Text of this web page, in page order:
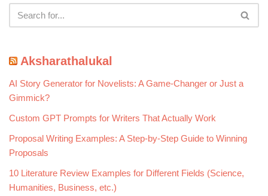
Aksharathalukal
AI Story Generator for Novelists: A Game-Changer or Just a
Gimmick?
Custom GPT Prompts for Writers That Actually Work
Proposal Writing Examples: A Step-by-Step Guide to Winning
Proposals
10 Literature Review Examples for Different Fields (Science,
Humanities, Business, etc.)